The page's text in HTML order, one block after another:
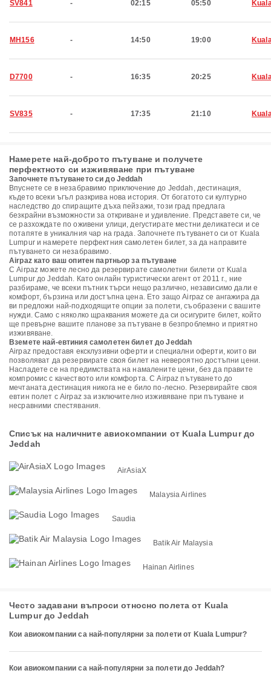
SV841 - 02:15 05:50
MH156 - 14:50 19:00
D7700 - 16:35 20:25
SV835 - 17:35 21:10
Намерете най-доброто пътуване и получете
перфектното си изживяване при пътуване
Започнете пътуването си до Jeddah
Впуснете се в незабравимо приключение до Jeddah, дестинация,
където всеки ъгъл разкрива нова история. От богатото си културно
наследство до спиращите дъха пейзажи, този град предлага
безкрайни възможности за откриване и удивление. Представете си, че
се разхождате по оживени улици, дегустирате местни деликатеси и се
потапяте в уникалния чар на града. Започнете пътуването си от Kuala
Lumpur и намерете перфектния самолетен билет, за да направите
пътуването си незабравимо.
Airpaz като ваш опитен партньор за пътуване
С Airpaz можете лесно да резервирате самолетни билети от Kuala
Lumpur до Jeddah. Като онлайн туристически агент от 2011 г., ние
разбираме, че всеки пътник търси нещо различно, независимо дали е
комфорт, бързина или достъпна цена. Ето защо Airpaz се ангажира да
ви предложи най-подходящите опции за полети, съобразени с вашите
нужди. Само с няколко щраквания можете да си осигурите билет, който
ще превърне вашите планове за пътуване в безпроблемно и приятно
изживяване.
Вземете най-евтиния самолетен билет до Jeddah
Airpaz предоставя ексклузивни оферти и специални оферти, които ви
позволяват да резервирате своя билет на невероятно достъпни цени.
Насладете се на предимствата на намалените цени, без да правите
компромис с качеството или комфорта. С Airpaz пътуването до
мечтаната дестинация никога не е било по-лесно. Резервирайте своя
евтин полет с Airpaz за изключително изживяване при пътуване и
несравними спестявания.
Списък на наличните авиокомпании от Kuala Lumpur до
Jeddah
AirAsiaX
Malaysia Airlines
Saudia
Batik Air Malaysia
Hainan Airlines
Често задавани въпроси относно полета от Kuala
Lumpur до Jeddah
Кои авиокомпании са най-популярни за полети от Kuala Lumpur?
Кои авиокомпании са най-популярни за полети до Jeddah?